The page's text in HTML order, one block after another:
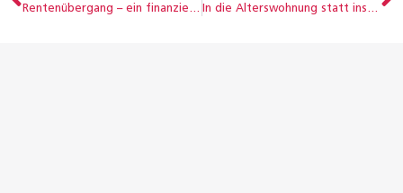
Rentenübergang – ein finanzielles Risiko? In die Alterswohnung statt ins Heim?